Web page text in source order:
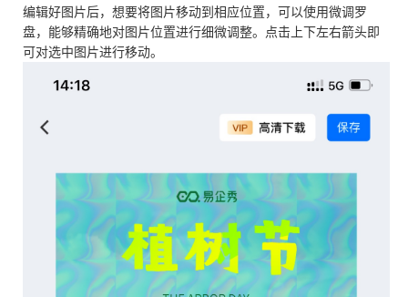
编辑好图片后，想要将图片移动到相应位置，可以使用微调罗
盘，能够精确地对图片位置进行细微调整。点击上下左右箭头即
可对选中图片进行移动。